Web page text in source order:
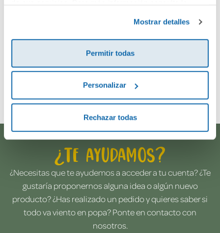
Mostrar detalles
Permitir todas
Personalizar
Rechazar todas
Envía tu opinión
¿Te ayudamos?
¿Necesitas que te ayudemos a acceder a tu cuenta? ¿Te
gustaría proponernos alguna idea o algún nuevo
producto? ¿Has realizado un pedido y quieres saber si
todo va viento en popa? Ponte en contacto con
nosotros.